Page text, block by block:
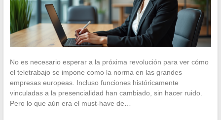
No es necesario esperar a la próxima revolución para ver cómo
el teletrabajo se impone como la norma en las grandes
empresas europeas. Incluso funciones históricamente
vinculadas a la presencialidad han cambiado, sin hacer ruido.
Pero lo que aún era el must-have de…